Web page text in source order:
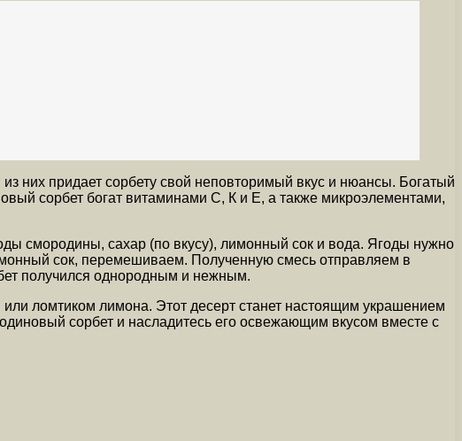
них придает сорбету свой неповторимый вкус и нюансы. Богатый
сорбет богат витаминами С, К и Е, а также микроэлементами,
смородины, сахар (по вкусу), лимонный сок и вода. Ягоды нужно
сок, перемешиваем. Полученную смесь отправляем в
получился однородным и нежным.
ломтиком лимона. Этот десерт станет настоящим украшением
сорбет и насладитесь его освежающим вкусом вместе с